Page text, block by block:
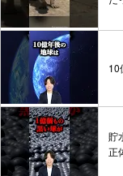
10
貯
正